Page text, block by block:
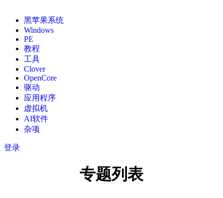
黑苹果系统
Windows
PE
教程
工具
Clover
OpenCore
驱动
应用程序
虚拟机
AI软件
杂项
登录
专题列表